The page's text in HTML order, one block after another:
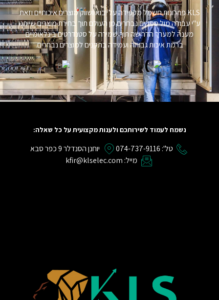
KLS פתרונות חשמל מקפידה על יבוא ושווק מוצרים איכותיים וזאת
ע"י עבודה מול ספקים נבחרים מן העולם תוך בחירת מוצרים שייתנו
מענה למערך הדרישה תוך שמירה על סטנדרטים בינלאומיים
ברמת איכות גבוהה ועמידה בתקנים למוצרים נבחרים.
נשמח לעמוד לשירותכם ולענות מקצועית על כל שאלה:
טל': 074-737-9116
יוחנן הסנדלר 9 כפר סבא
מייל: kfir@klselec.com